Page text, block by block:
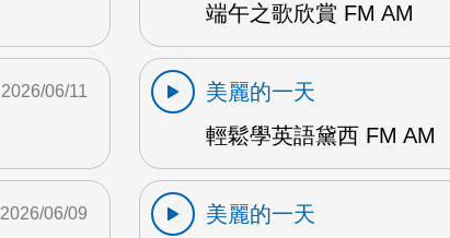
端午之歌欣賞 FM AM
2026/06/11
美麗的一天
輕鬆學英語黛西 FM AM
2026/06/09
美麗的一天